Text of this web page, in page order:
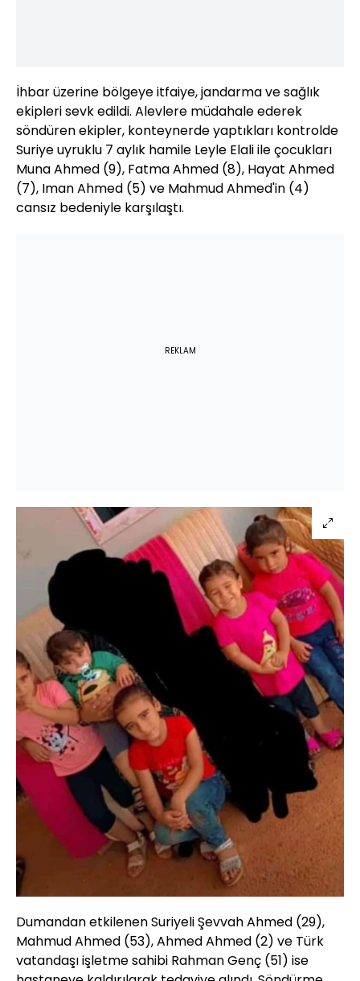
İhbar üzerine bölgeye itfaiye, jandarma ve sağlık
ekipleri sevk edildi. Alevlere müdahale ederek
söndüren ekipler, konteynerde yaptıkları kontrolde
Suriye uyruklu 7 aylık hamile Leyle Elali ile çocukları
Muna Ahmed (9), Fatma Ahmed (8), Hayat Ahmed
(7), Iman Ahmed (5) ve Mahmud Ahmed'in (4)
cansız bedeniyle karşılaştı.
REKLAM
Dumandan etkilenen Suriyeli Şevvah Ahmed (29),
Mahmud Ahmed (53), Ahmed Ahmed (2) ve Türk
vatandaşı işletme sahibi Rahman Genç (51) ise